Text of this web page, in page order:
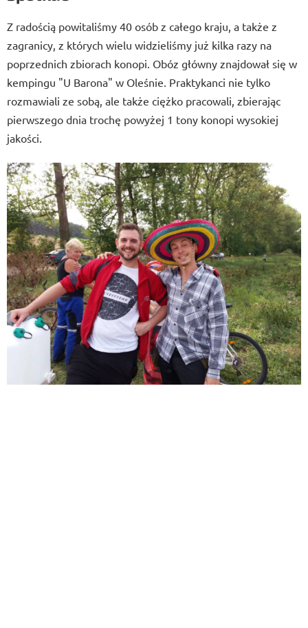
Z radością powitaliśmy 40 osób z całego kraju, a także z
zagranicy, z których wielu widzieliśmy już kilka razy na
poprzednich zbiorach konopi. Obóz główny znajdował się w
kempingu "U Barona" w Oleśnie. Praktykanci nie tylko
rozmawiali ze sobą, ale także ciężko pracowali, zbierając
pierwszego dnia trochę powyżej 1 tony konopi wysokiej
jakości.